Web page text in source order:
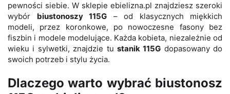
pewności siebie. W sklepie ebielizna.pl znajdziesz szeroki
wybór biustonoszy 115G – od klasycznych miękkich
modeli, przez koronkowe, po nowoczesne fasony bez
fiszbin i modele modelujące. Każda kobieta, niezależnie od
wieku i sylwetki, znajdzie tu stanik 115G dopasowany do
swoich potrzeb i stylu życia.
Dlaczego warto wybrać biustonosz